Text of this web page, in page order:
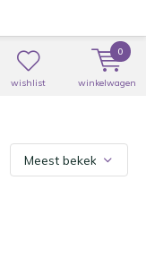
wishlist winkelwagen
0